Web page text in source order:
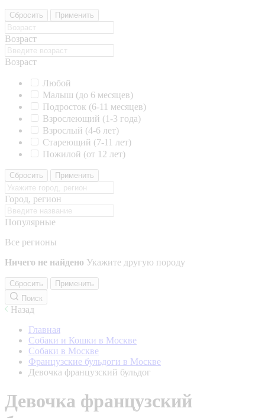
Сбросить Применить
Возраст
Возраст
Любой
Малыш (до 6 месяцев)
Подросток (6-11 месяцев)
Взрослеющий (1-3 года)
Взрослый (4-6 лет)
Стареющий (7-11 лет)
Пожилой (от 12 лет)
Сбросить Применить
Город, регион
Популярные
Все регионы
Ничего не найдено Укажите другую породу
Сбросить
Применить
Поиск
Назад
Главная
Собаки и Кошки в Москве
Собаки в Москве
Французские бульдоги в Москве
Девочка французский бульдог
Девочка французский